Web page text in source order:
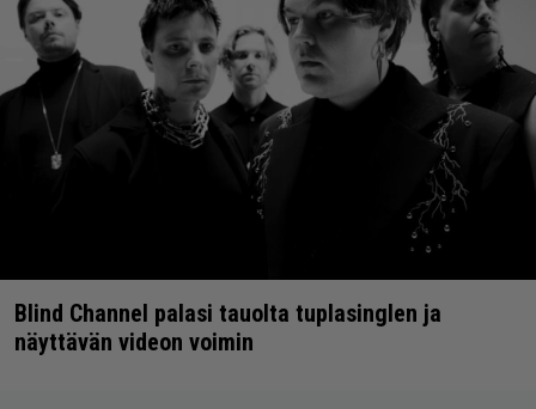
Blind Channel palasi tauolta tuplasinglen ja
näyttävän videon voimin